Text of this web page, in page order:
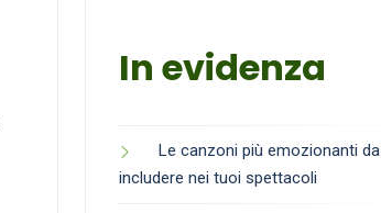
In evidenza
Le canzoni più emozionanti da
includere nei tuoi spettacoli